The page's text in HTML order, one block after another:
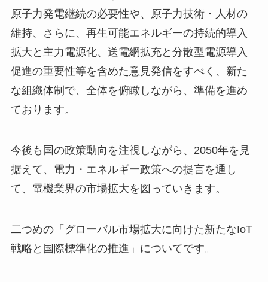
原子力発電継続の必要性や、原子力技術・人材の
維持、さらに、再生可能エネルギーの持続的導入
拡大と主力電源化、送電網拡充と分散型電源導入
促進の重要性等を含めた意見発信をすべく、新た
な組織体制で、全体を俯瞰しながら、準備を進め
ております。
今後も国の政策動向を注視しながら、2050年を見
据えて、電力・エネルギー政策への提言を通し
て、電機業界の市場拡大を図っていきます。
二つめの「グローバル市場拡大に向けた新たなIoT
戦略と国際標準化の推進」についてです。